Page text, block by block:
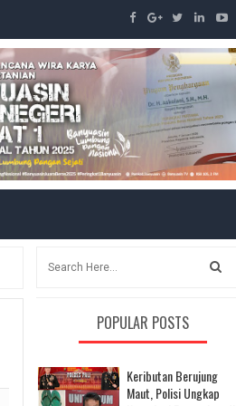
POPULAR POSTS
Keributan Berujung
Maut, Polisi Ungkap